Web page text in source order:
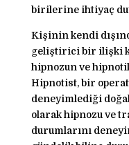
birilerine ihtiyaç
Kişinin kendi
geliştirici bir ilişki
hipnozun ve
Hipnotist, bir
deneyimlediği
olarak hipnozu ve
durumlarını